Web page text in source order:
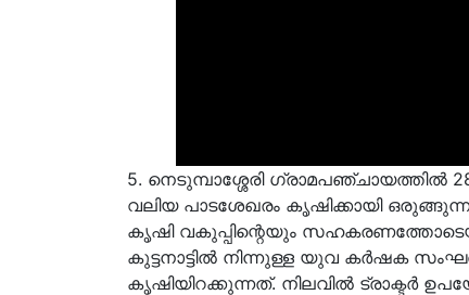
5. നെടുമ്പാശ്ശേരി ഗ്രാമപഞ്ചായത്തിൽ
വലിയ പാടശേഖരം കൃഷിക്കായി
കൃഷി വകുപ്പിന്റെയും
കുട്ടനാട്ടിൽ നിന്നുള്ള യുവ കർഷക
കൃഷിയിറക്കുന്നത്. നിലവിൽ ട്രാക്ടർ